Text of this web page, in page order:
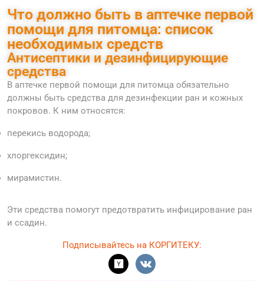
Что должно быть в аптечке первой
помощи для питомца: список
необходимых средств
Антисептики и дезинфицирующие
средства
В аптечке первой помощи для питомца обязательно
должны быть средства для дезинфекции ран и кожных
покровов. К ним относятся:
перекись водорода;
хлоргексидин;
мирамистин.
Эти средства помогут предотвратить инфицирование ран
и ссадин.
Подписывайтесь на КОРГИТЕКУ: